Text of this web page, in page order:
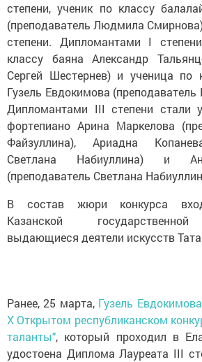
степени, ученик по классу
(преподаватель Людмила
степени. Дипломантами I
классу баяна Александр
Сергей Шестернев) и ученица по
Гузель Евдокимова
Дипломантами III степени стали
фортепиано Арина Маркелова
Файзуллина), Ариадна
Светлана Набиуллина) и
(преподаватель Светлана
В состав жюри конкурса
Казанской государственной
выдающиеся деятели искусств
Ранее, 25 марта, Гузель
X Открытом республиканском
таланты", который проходил в
удостоена Диплома Лауреата III